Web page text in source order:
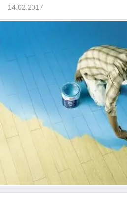
14.02.2017